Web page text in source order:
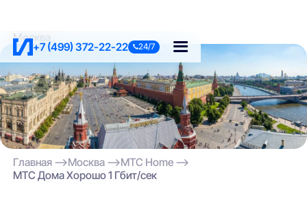
+7 (499) 372-22-22 24/7
Москва
Главная Москва
МТС Home
МТС Дома Хорошо 1 Гбит/сек